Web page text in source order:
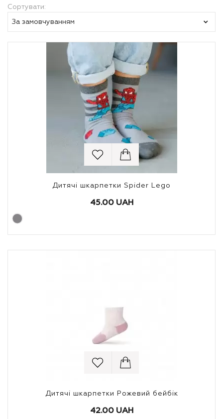
Сортувати:
За замовчуванням
Дитячі шкарпетки Spider Lego
45.00 UAH
Дитячі шкарпетки Рожевий бейбік
42.00 UAH